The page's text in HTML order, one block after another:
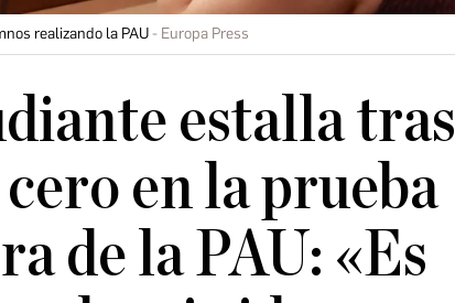
realizando la PAU Europa Press
estalla tras
en la prueba
de la PAU: «Es